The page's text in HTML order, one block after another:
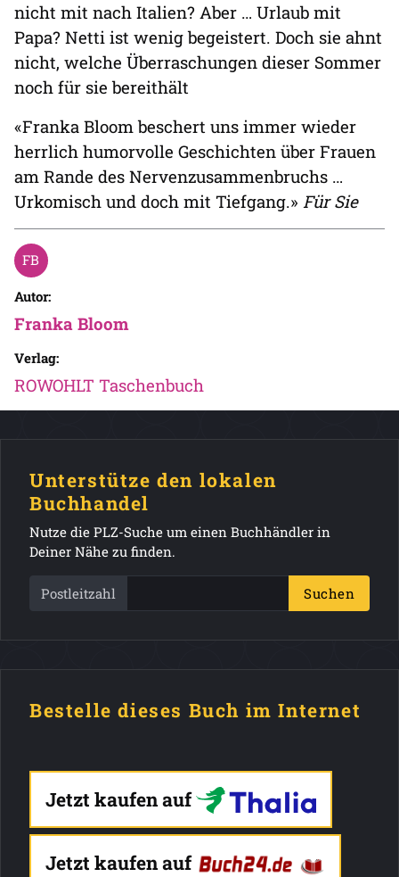
nicht mit nach Italien? Aber … Urlaub mit
Papa? Netti ist wenig begeistert. Doch sie ahnt
nicht, welche Überraschungen dieser Sommer
noch für sie bereithält
«Franka Bloom beschert uns immer wieder
herrlich humorvolle Geschichten über Frauen
am Rande des Nervenzusammenbruchs …
Urkomisch und doch mit Tiefgang.» Für Sie
Autor:
Franka Bloom
Verlag:
ROWOHLT Taschenbuch
Unterstütze den lokalen
Buchhandel
Nutze die PLZ-Suche um einen Buchhändler in
Deiner Nähe zu finden.
Postleitzahl Suchen
Bestelle dieses Buch im Internet
Jetzt kaufen auf
Jetzt kaufen auf